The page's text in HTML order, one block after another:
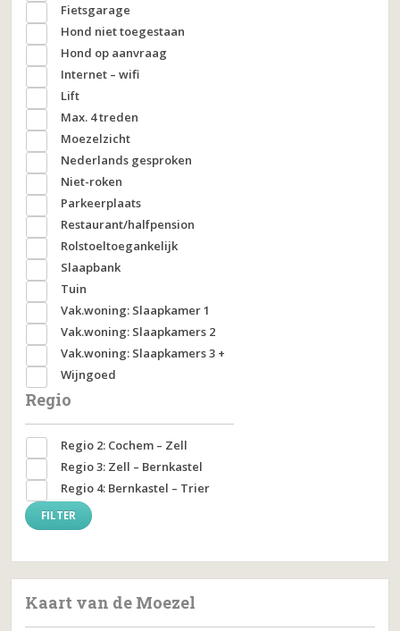
Fietsgarage
Hond niet toegestaan
Hond op aanvraag
Internet – wifi
Lift
Max. 4 treden
Moezelzicht
Nederlands gesproken
Niet-roken
Parkeerplaats
Restaurant/halfpension
Rolstoeltoegankelijk
Slaapbank
Tuin
Vak.woning: Slaapkamer 1
Vak.woning: Slaapkamers 2
Vak.woning: Slaapkamers 3 +
Wijngoed
Regio
Regio 2: Cochem – Zell
Regio 3: Zell – Bernkastel
Regio 4: Bernkastel – Trier
Kaart van de Moezel